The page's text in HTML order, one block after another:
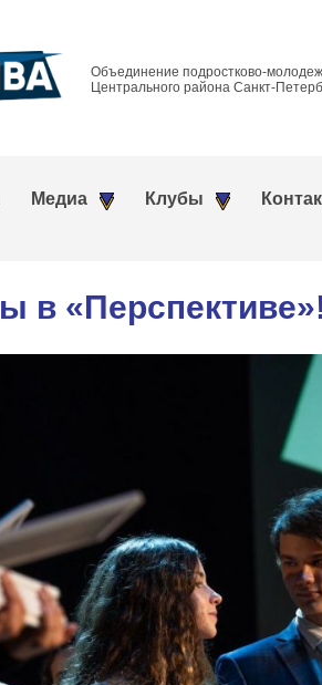
Объединение подростково-
Центрального района Санкт-
Медиа Клубы
в